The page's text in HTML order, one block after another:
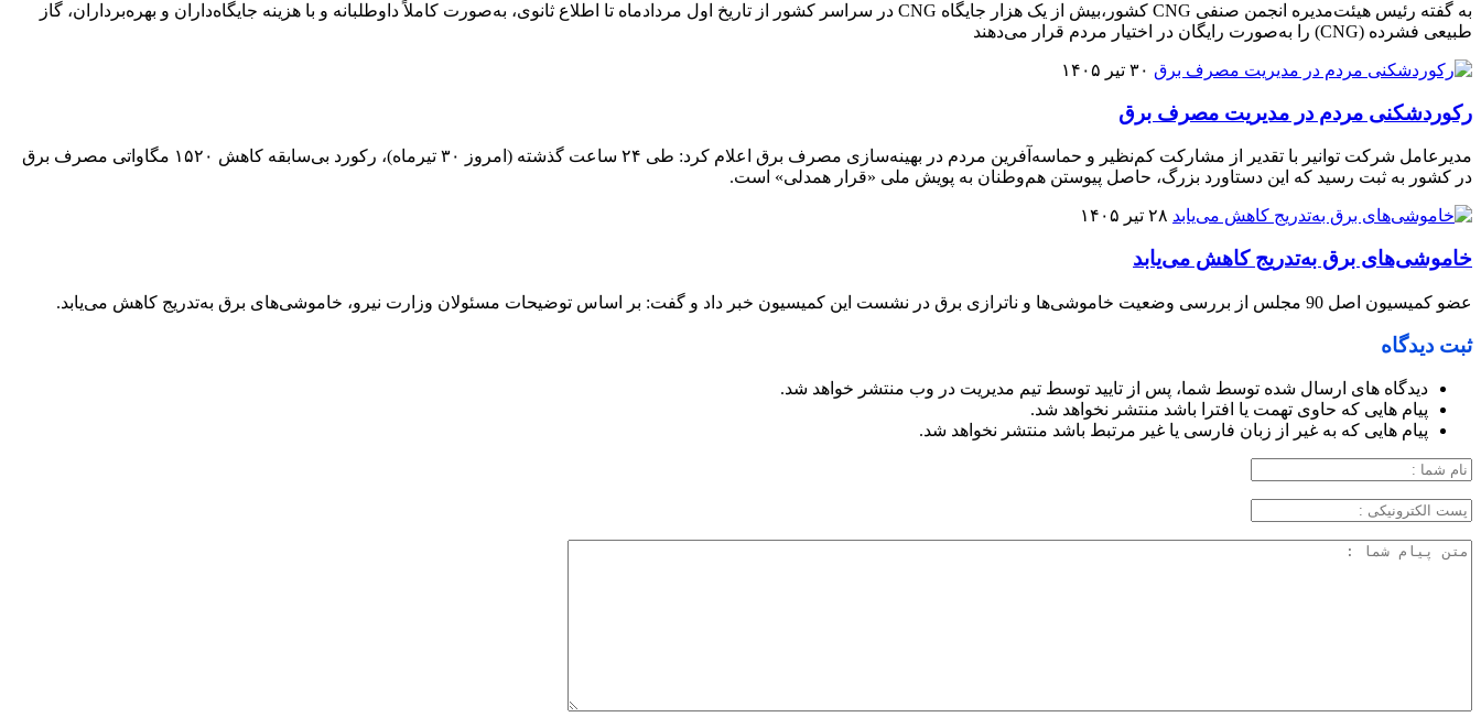
به گفته رئیس هیئت‌مدیره انجمن صنفی CNG کشور،بیش از یک هزار جایگاه CNG در سراسر کشور از تاریخ اول مردادماه تا اطلاع ثانوی، به‌صورت کاملاً داوطلبانه و با هزینه جایگاه‌داران و بهره‌برداران، گاز
طبیعی فشرده (CNG) را به‌صورت رایگان در اختیار مردم قرار می‌دهند
۳۰ تیر ۱۴۰۵
رکوردشکنی مردم در مدیریت مصرف برق
مدیرعامل شرکت توانیر با تقدیر از مشارکت کم‌نظیر و حماسه‌آفرین مردم در بهینه‌سازی مصرف برق اعلام کرد: طی ۲۴ ساعت گذشته (امروز ۳۰ تیرماه)، رکورد بی‌سابقه کاهش ۱۵۲۰ مگاواتی مصرف برق
در کشور به ثبت رسید که این دستاورد بزرگ، حاصل پیوستن هم‌وطنان به پویش ملی «قرار همدلی» است.
۲۸ تیر ۱۴۰۵
خاموشی‌های برق به‌تدریج کاهش می‌یابد
عضو کمیسیون اصل 90 مجلس از بررسی وضعیت خاموشی‌ها و ناترازی برق در نشست این کمیسیون خبر داد و گفت: بر اساس توضیحات مسئولان وزارت نیرو، خاموشی‌های برق به‌تدریج کاهش می‌یابد.
ثبت دیدگاه
دیدگاه های ارسال شده توسط شما، پس از تایید توسط تیم مدیریت در وب منتشر خواهد شد.
پیام هایی که حاوی تهمت یا افترا باشد منتشر نخواهد شد.
پیام هایی که به غیر از زبان فارسی یا غیر مرتبط باشد منتشر نخواهد شد.